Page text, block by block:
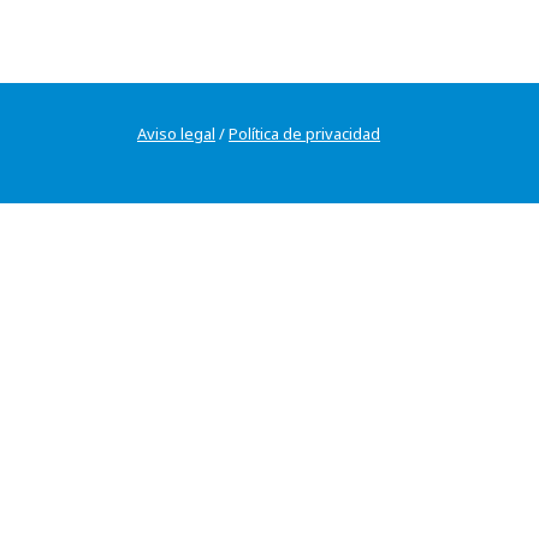
Aviso legal /Política de privacidad